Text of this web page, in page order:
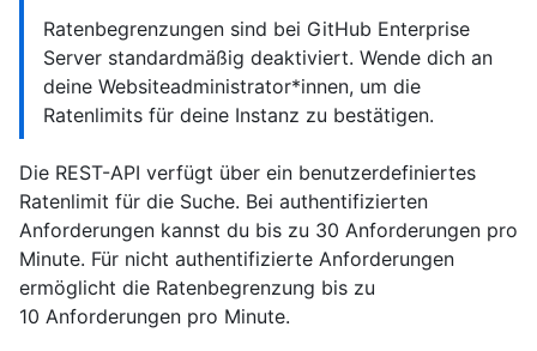
Ratenbegrenzungen sind bei GitHub Enterprise
Server standardmäßig deaktiviert. Wende dich an
deine Websiteadministrator*innen, um die
Ratenlimits für deine Instanz zu bestätigen.
Die REST-API verfügt über ein benutzerdefiniertes
Ratenlimit für die Suche. Bei authentifizierten
Anforderungen kannst du bis zu 30 Anforderungen pro
Minute. Für nicht authentifizierte Anforderungen
ermöglicht die Ratenbegrenzung bis zu
10 Anforderungen pro Minute.